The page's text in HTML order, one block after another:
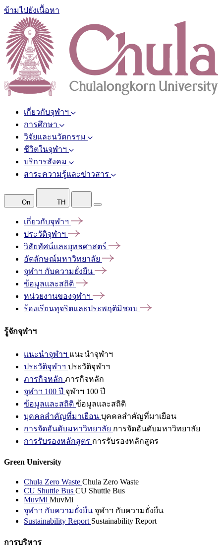
ข้ามไปยังเนื้อหา
เกี่ยวกับจุฬาฯ
การศึกษา
วิจัยและนวัตกรรม
ชีวิตในจุฬาฯ
บริการสังคม
สาระความรู้และข่าวสาร
On TH
เกี่ยวกับจุฬาฯ
ประวัติจุฬาฯ
วิสัยทัศน์และยุทธศาสตร์
อัตลักษณ์มหาวิทยาลัย
จุฬาฯ กับความยั่งยืน
ข้อมูลและสถิติ
หน่วยงานของจุฬาฯ
ร้องเรียนทุจริตและประพฤติมิชอบ
รู้จักจุฬาฯ
แนะนำจุฬาฯ แนะนำจุฬาฯ
ประวัติจุฬาฯ ประวัติจุฬาฯ
ภารกิจหลัก ภารกิจหลัก
จุฬาฯ 100 ปี จุฬาฯ 100 ปี
ข้อมูลและสถิติ ข้อมูลและสถิติ
บุคคลสำคัญที่มาเยือน บุคคลสำคัญที่มาเยือน
การจัดอันดับมหาวิทยาลัย การจัดอันดับมหาวิทยาลัย
การรับรองหลักสูตร การรับรองหลักสูตร
Green University
Chula Zero Waste Chula Zero Waste
CU Shuttle Bus CU Shuttle Bus
MuvMi MuvMi
จุฬาฯ กับความยั่งยืน จุฬาฯ กับความยั่งยืน
Sustainability Report Sustainability Report
การบริหาร